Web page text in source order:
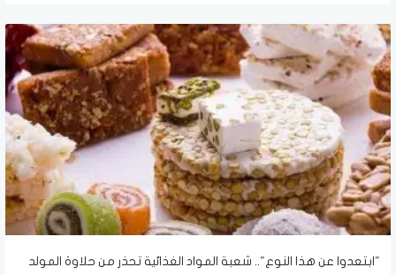
"ابتعدوا عن هذا النوع".. شعبة المواد الغذائية تحذر من حلاوة المولد